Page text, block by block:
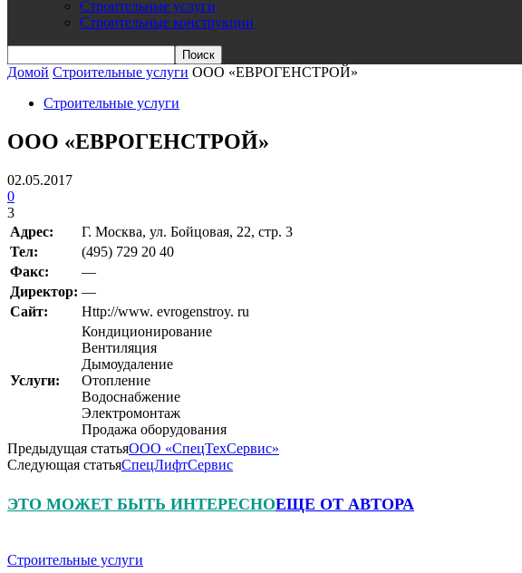
Строительные услуги
Строительные конструкции
Домой Строительные услуги ООО «ЕВРОГЕНСТРОЙ»
Строительные услуги
ООО «ЕВРОГЕНСТРОЙ»
02.05.2017
0
3
Адрес:
Г. Москва, ул. Бойцовая, 22, стр. 3
Teл:
(495) 729 20 40
Факс:
—
Директор: —
Сайт:
Http://www. evrogenstroy. ru
Услуги:
Кондиционирование
Вентиляция
Дымоудаление
Отопление
Водоснабжение
Электромонтаж
Продажа оборудования
Предыдущая статьяООО «СпецТехСервис»
Следующая статьяСпецЛифтСервис
ЭТО МОЖЕТ БЫТЬ ИНТЕРЕСНОЕЩЕ ОТ АВТОРА
Строительные услуги